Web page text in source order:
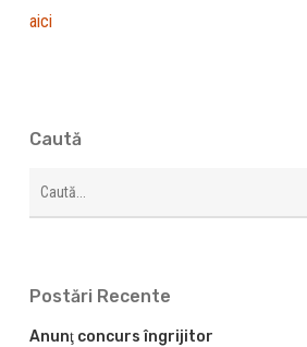
aici
Caută
Postări Recente
Anunţ concurs îngrijitor